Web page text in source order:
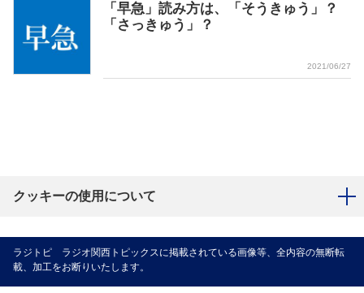
「早急」読み方は、「そうきゅう」？
「さっきゅう」？
2021/06/27
クッキーの使用について
ラジトピ ラジオ関西トピックスに掲載されている画像等、全内容の無断転
載、加工をお断りいたします。